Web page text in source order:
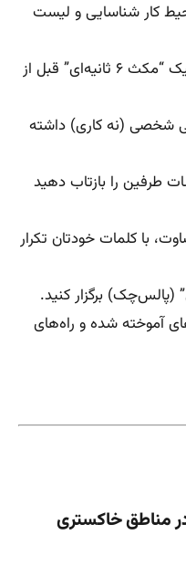
کار شناسایی و لیست
2. هنگام برانگیختگی هیجانی، تکنیک “مکث ۶ ثانیه‌ای” قبل از
شخصی (نه کاری) داشته
طرفین را بازتاب دهید
با کلمات خودتان تکرار
آموخته شده و راه‌های
مناطق خاکستری